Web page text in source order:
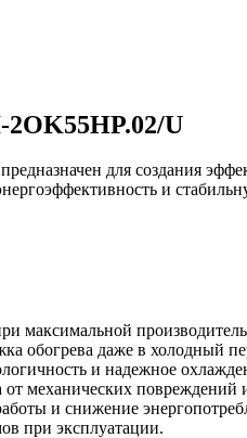
U
предназначен для создания
и
максимальной
обогрева даже в холодный
и надежное
механических повреждений
и снижение
при эксплуатации.